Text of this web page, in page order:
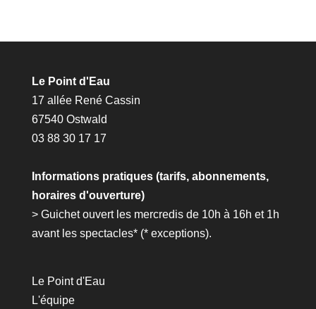
Le Point d'Eau
17 allée René Cassin
67540 Ostwald
03 88 30 17 17
Informations pratiques (tarifs, abonnements,
horaires d'ouverture)
> Guichet ouvert les mercredis de 10h à 16h et 1h
avant les spectacles* (* exceptions).
Le Point d'Eau
L'équipe